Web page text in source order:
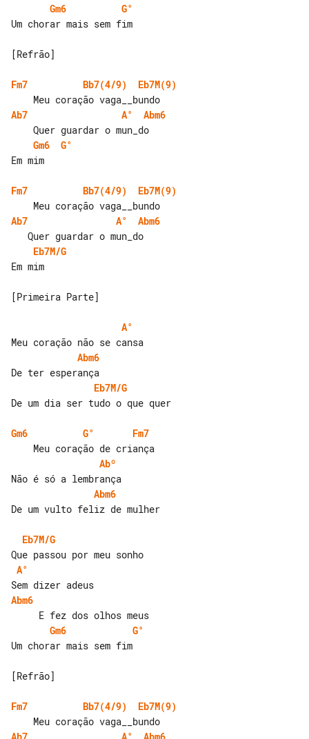
Gm6
G°
Um chorar mais sem fim
[Refrão]
Fm7 Bb7(4/9)
Eb7M(9)
Ab7
A°
Abm6
Gm6
G°
Em mim
Fm7 Bb7(4/9)
Eb7M(9)
Ab7
A°
Abm6
Eb7M/G
Em mim
[Primeira Parte]
A°
Abm6
Eb7M/G
De um dia ser tudo o que quer
Gm6 G°
Fm7
Abº
Abm6
De um vulto feliz de mulher
Eb7M/G
A°
Abm6
Gm6
G°
Um chorar mais sem fim
[Refrão]
Fm7 Bb7(4/9)
Eb7M(9)